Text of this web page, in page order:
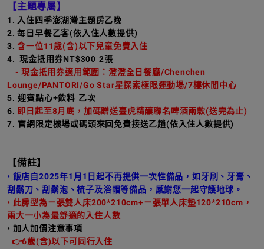
【主題專屬】
1. 入住四季澎湖灣主題房乙晚
2. 每日早餐乙客(依入住人數提供)
3.含一位11歲(含)以下兒童免費入住
4.現金抵用券NT$300 2張
- 現金抵用券適用範圍：澄澄全日餐廳/Chenchen
Lounge/PANTORI/Go Star星探索極限運動場/7樓休閒中心
5. 迎賓點心+飲料 乙次
6. 即日起至8月底，加碼贈送臺虎精釀聯名啤酒兩款(送完為止)
7. 官網限定機場或碼頭來回免費接送乙趟(依入住人數提供)
【備註】
• 飯店自2025年1月1日起不再提供一次性備品，如牙刷、牙膏、
刮鬍刀、刮鬍泡、梳子及浴帽等備品，感謝您一起守護地球。
• 此房型為ㄧ張雙人床200*210cm+ㄧ張單人床墊120*210cm，
兩大一小為最舒適的入住人數
• 加人加價注意事項
👉6歲(含)以下可同行入住